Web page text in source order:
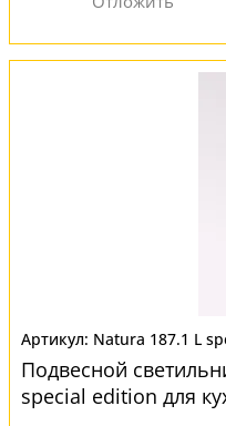
Natura 187.1 L
Подвесной
special edition для